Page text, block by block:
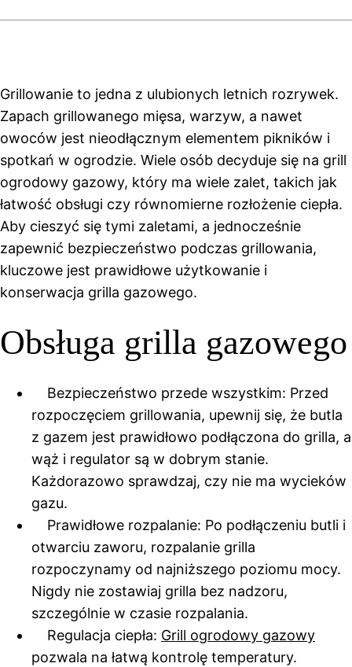
Grillowanie to jedna z ulubionych letnich rozrywek.
Zapach grillowanego mięsa, warzyw, a nawet
owoców jest nieodłącznym elementem pikników i
spotkań w ogrodzie. Wiele osób decyduje się na grill
ogrodowy gazowy, który ma wiele zalet, takich jak
łatwość obsługi czy równomierne rozłożenie ciepła.
Aby cieszyć się tymi zaletami, a jednocześnie
zapewnić bezpieczeństwo podczas grillowania,
kluczowe jest prawidłowe użytkowanie i
konserwacja grilla gazowego.
Obsługa grilla gazowego
Bezpieczeństwo przede wszystkim: Przed
rozpoczęciem grillowania, upewnij się, że butla
z gazem jest prawidłowo podłączona do grilla, a
wąż i regulator są w dobrym stanie.
Każdorazowo sprawdzaj, czy nie ma wycieków
gazu.
Prawidłowe rozpalanie: Po podłączeniu butli i
otwarciu zaworu, rozpalanie grilla
rozpoczynamy od najniższego poziomu mocy.
Nigdy nie zostawiaj grilla bez nadzoru,
szczególnie w czasie rozpalania.
Regulacja ciepła: Grill ogrodowy gazowy
pozwala na łatwą kontrolę temperatury.